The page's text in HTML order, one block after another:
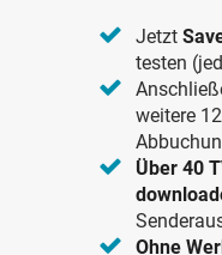
Jetzt
testen
weitere
Über 40
Ohne